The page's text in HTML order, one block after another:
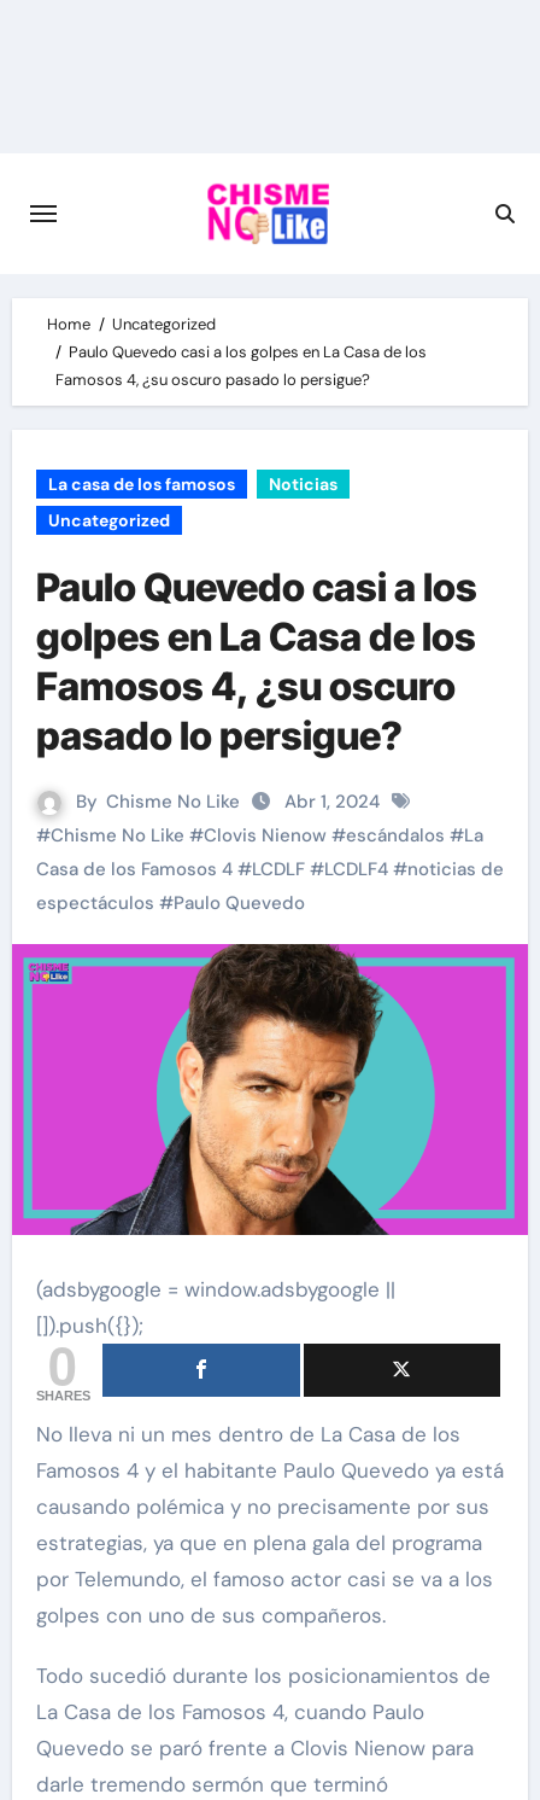
Home
Uncategorized
Paulo Quevedo casi a los golpes en La Casa de los
Famosos 4, ¿su oscuro pasado lo persigue?
La casa de los famosos
Noticias
Uncategorized
Paulo Quevedo casi a los
golpes en La Casa de los
Famosos 4, ¿su oscuro
pasado lo persigue?
By Chisme No Like
Abr 1, 2024
#Chisme No Like #Clovis Nienow#escándalos #La
Casa de los Famosos 4#LCDLF#LCDLF4#noticias de
espectáculos #Paulo Quevedo
(adsbygoogle = window.adsbygoogle ||
[]).push({});
0
SHARES
No lleva ni un mes dentro de La Casa de los
Famosos 4 y el habitante Paulo Quevedo ya está
causando polémica y no precisamente por sus
estrategias, ya que en plena gala del programa
por Telemundo, el famoso actor casi se va a los
golpes con uno de sus compañeros.
Todo sucedió durante los posicionamientos de
La Casa de los Famosos 4, cuando Paulo
Quevedo se paró frente a Clovis Nienow para
darle tremendo sermón que terminó